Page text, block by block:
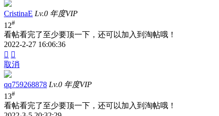
CristinaE Lv.0 年度VIP
12#
看帖看完了至少要顶一下，还可以加入到淘帖哦！
2022-2-27 16:06:36
 
取消
qq759268878 Lv.0 年度VIP
13#
看帖看完了至少要顶一下，还可以加入到淘帖哦！